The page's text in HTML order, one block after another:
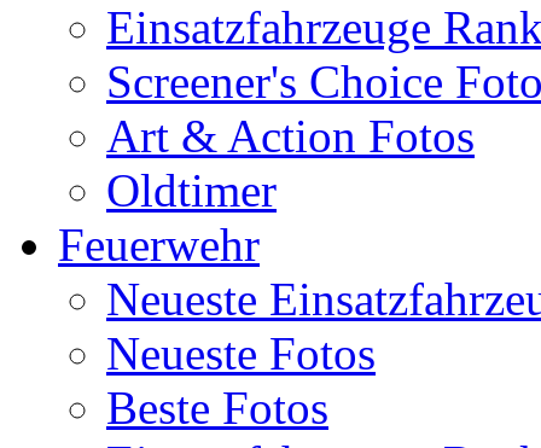
Einsatzfahrzeuge
Screener's Choice
Art & Action Fotos
Oldtimer
Feuerwehr
Neueste
Neueste Fotos
Beste Fotos